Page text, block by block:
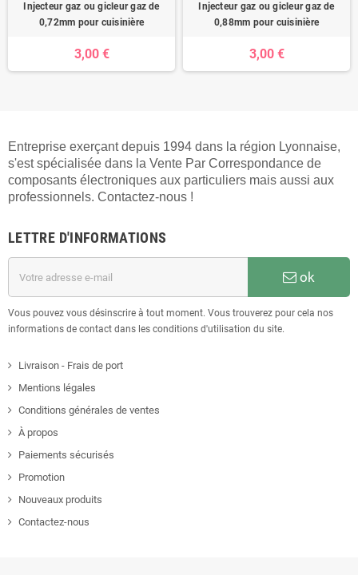
Injecteur gaz ou gicleur gaz de
0,72mm pour cuisinière
3,00 €
Injecteur gaz ou gicleur gaz de
0,88mm pour cuisinière
3,00 €
Entreprise exerçant depuis 1994 dans la région Lyonnaise,
s'est spécialisée dans la Vente Par Correspondance de
composants électroniques aux particuliers mais aussi aux
professionnels. Contactez-nous !
LETTRE D'INFORMATIONS
ok
Vous pouvez vous désinscrire à tout moment. Vous trouverez pour cela nos
informations de contact dans les conditions d'utilisation du site.
Livraison - Frais de port
Mentions légales
Conditions générales de ventes
À propos
Paiements sécurisés
Promotion
Nouveaux produits
Contactez-nous